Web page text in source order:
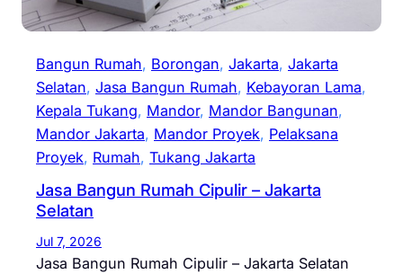
Bangun Rumah, Borongan, Jakarta, Jakarta
Selatan, Jasa Bangun Rumah, Kebayoran Lama
Kepala Tukang, Mandor, Mandor Bangunan
Mandor Jakarta, Mandor Proyek, Pelaksana
Proyek, Rumah, Tukang Jakarta
Jasa Bangun Rumah Cipulir – Jakarta
Selatan
Jul 7, 2026
Jasa Bangun Rumah Cipulir – Jakarta Selatan